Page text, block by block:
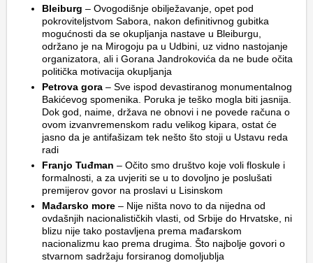
Bleiburg – Ovogodišnje obilježavanje, opet pod
pokroviteljstvom Sabora, nakon definitivnog gubitka
mogućnosti da se okupljanja nastave u Bleiburgu,
održano je na Mirogoju pa u Udbini, uz vidno nastojanje
organizatora, ali i Gorana Jandrokovića da ne bude očita
politička motivacija okupljanja
Petrova gora – Sve ispod devastiranog monumentalnog
Bakićevog spomenika. Poruka je teško mogla biti jasnija.
Dok god, naime, država ne obnovi i ne povede računa o
ovom izvanvremenskom radu velikog kipara, ostat će
jasno da je antifašizam tek nešto što stoji u Ustavu reda
radi
Franjo Tuđman – Očito smo društvo koje voli floskule i
formalnosti, a za uvjeriti se u to dovoljno je poslušati
premijerov govor na proslavi u Lisinskom
Mađarsko more – Nije ništa novo to da nijedna od
ovdašnjih nacionalističkih vlasti, od Srbije do Hrvatske, ni
blizu nije tako postavljena prema mađarskom
nacionalizmu kao prema drugima. Što najbolje govori o
stvarnom sadržaju forsiranog domoljublja